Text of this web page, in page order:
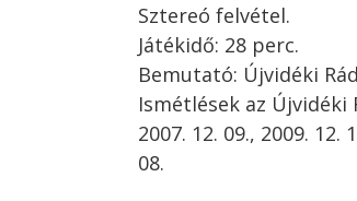
Sztereó felvétel.
Játékidő: 28 perc.
Bemutató: Újvidéki
Ismétlések az Újvidéki
2007. 12. 09., 2009. 12.
08.